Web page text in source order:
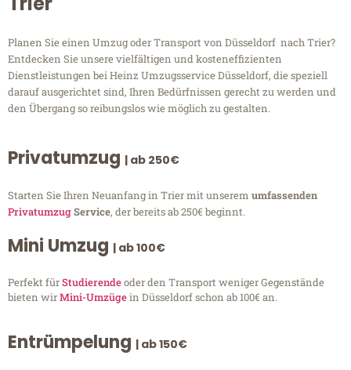
Planen Sie einen Umzug oder Transport von Düsseldorf nach Trier?
Entdecken Sie unsere vielfältigen und kosteneffizienten
Dienstleistungen bei Heinz Umzugsservice Düsseldorf, die speziell
darauf ausgerichtet sind, Ihren Bedürfnissen gerecht zu werden und
den Übergang so reibungslos wie möglich zu gestalten.
Privatumzug | ab 250€
Starten Sie Ihren Neuanfang in Trier mit unserem umfassenden
PrivatumzugService, der bereits ab 250€ beginnt.
Mini Umzug | ab 100€
Perfekt fürStudierendeoder den Transport weniger Gegenstände
bieten wirMini-Umzügein Düsseldorf schon ab 100€ an.
Entrümpelung | ab 150€